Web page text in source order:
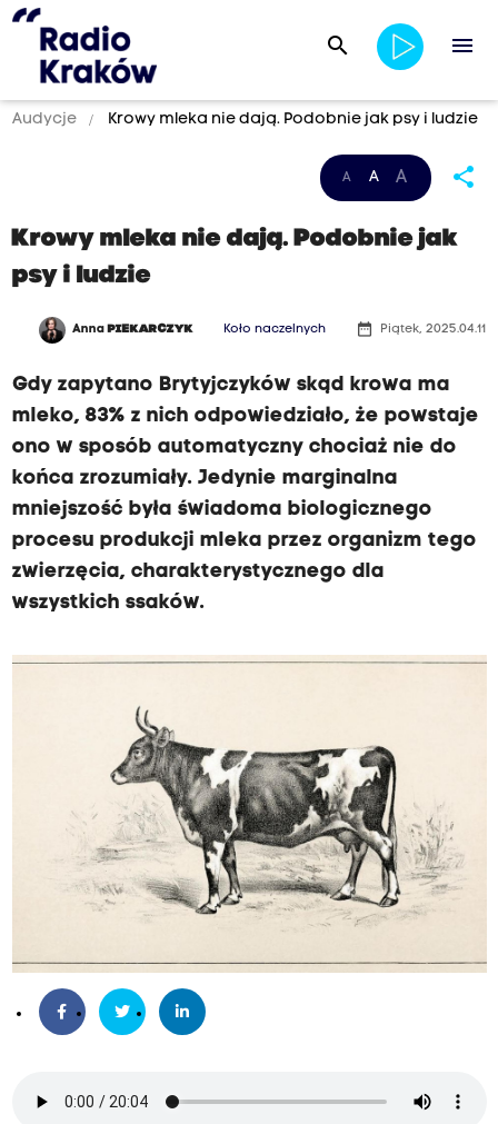
search menu
Audycje Krowy mleka nie dają. Podobnie jak psy i ludzie
A A A share
Krowy mleka nie dają. Podobnie jak
psy i ludzie
Anna PIEKARCZYK Koło naczelnych date_range Piątek, 2025.04.11
Gdy zapytano Brytyjczyków skąd krowa ma
mleko, 83% z nich odpowiedziało, że powstaje
ono w sposób automatyczny chociaż nie do
końca zrozumiały. Jedynie marginalna
mniejszość była świadoma biologicznego
procesu produkcji mleka przez organizm tego
zwierzęcia, charakterystycznego dla
wszystkich ssaków.